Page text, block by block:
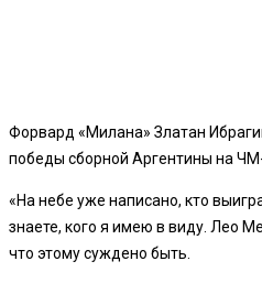
Форвард «Милана» Златан
победы сборной Аргентины на
«На небе уже написано, кто
знаете, кого я имею в виду. Лео
что этому суждено быть.